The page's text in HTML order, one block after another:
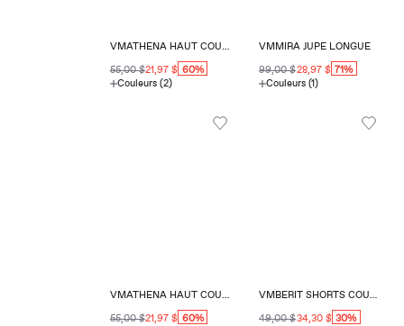
55,00 $21,97 $ 60%
Couleurs (2)
VMMIRA JUPE LONGUE
99,00 $28,97 $ 71%
Couleurs (1)
55,00 $21,97 $ 60%
49,00 $34,30 $ 30%